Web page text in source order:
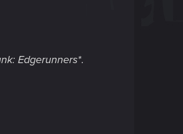
Edgerunners*.